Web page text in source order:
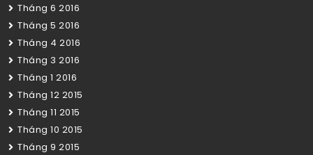
Tháng 6 2016
Tháng 5 2016
Tháng 4 2016
Tháng 3 2016
Tháng 1 2016
Tháng 12 2015
Tháng 11 2015
Tháng 10 2015
Tháng 9 2015